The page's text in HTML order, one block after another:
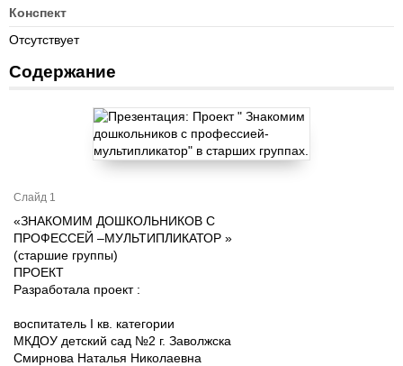
Конспект
Отсутствует
Содержание
Слайд 1
«ЗНАКОМИМ ДОШКОЛЬНИКОВ С
ПРОФЕССЕЙ –МУЛЬТИПЛИКАТОР »
(старшие группы)
ПРОЕКТ
Разработала проект :
воспитатель I кв. категории
МКДОУ детский сад №2 г. Заволжска
Смирнова Наталья Николаевна